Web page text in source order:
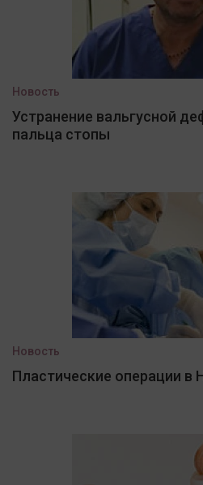
Новость
Устранение вальгусной
пальца стопы
Новость
Пластические операции в